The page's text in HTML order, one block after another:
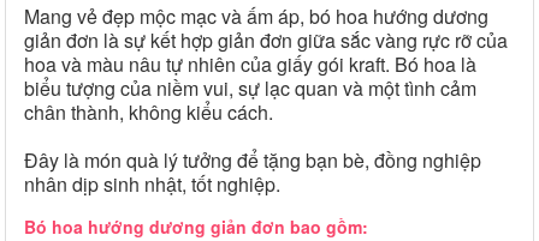
Mang vẻ đẹp mộc mạc và ấm áp, bó hoa hướng dương
giản đơn là sự kết hợp giản đơn giữa sắc vàng rực rỡ của
hoa và màu nâu tự nhiên của giấy gói kraft. Bó hoa là
biểu tượng của niềm vui, sự lạc quan và một tình cảm
chân thành, không kiểu cách.
Đây là món quà lý tưởng để tặng bạn bè, đồng nghiệp
nhân dịp sinh nhật, tốt nghiệp.
Bó hoa hướng dương giản đơn bao gồm: